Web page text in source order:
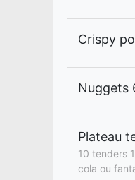
Crispy
Nuggets
Plateau
10 tenders
cola ou